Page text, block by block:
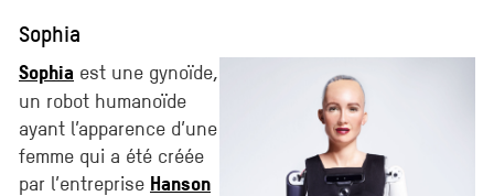
Sophia
Sophia est une gynoïde,
un robot humanoïde
ayant l’apparence d’une
femme qui a été créée
par l’entreprise Hanson